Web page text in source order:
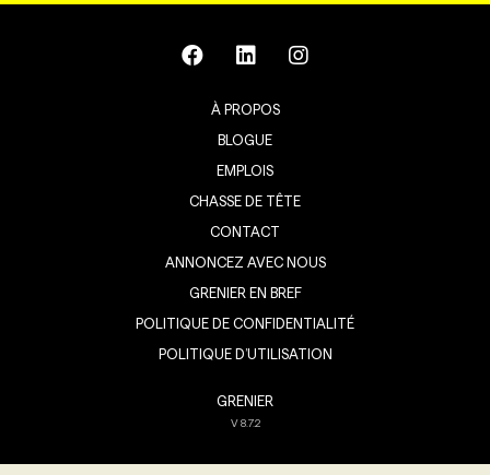
À PROPOS
BLOGUE
EMPLOIS
CHASSE DE TÊTE
CONTACT
ANNONCEZ AVEC NOUS
GRENIER EN BREF
POLITIQUE DE CONFIDENTIALITÉ
POLITIQUE D’UTILISATION
GRENIER
V8.7.2